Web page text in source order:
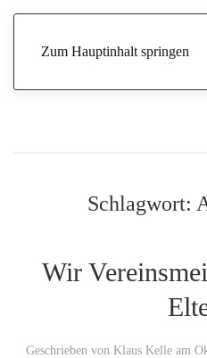
Zum Hauptinhalt springen
Schlagwort:
Wir
Geschrieben von Klaus Kelle am